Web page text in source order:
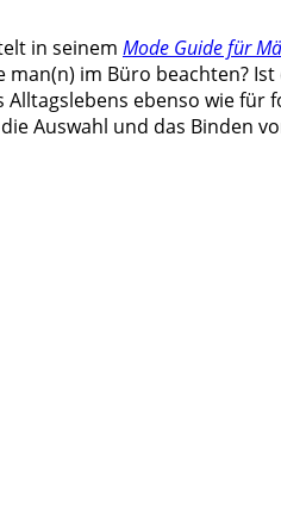
in seinem Mode Guide für
man(n) im Büro beachten?
ebenso wie
Auswahl und das Binden